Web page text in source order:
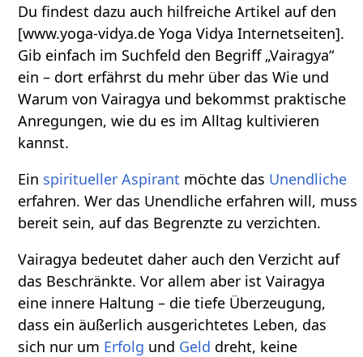
Du findest dazu auch hilfreiche Artikel auf den
[www.yoga-vidya.de Yoga Vidya Internetseiten].
Gib einfach im Suchfeld den Begriff „Vairagya“
ein – dort erfährst du mehr über das Wie und
Warum von Vairagya und bekommst praktische
Anregungen, wie du es im Alltag kultivieren
kannst.
Ein spiritueller Aspirant möchte das Unendliche
erfahren. Wer das Unendliche erfahren will, muss
bereit sein, auf das Begrenzte zu verzichten.
Vairagya bedeutet daher auch den Verzicht auf
das Beschränkte. Vor allem aber ist Vairagya
eine innere Haltung – die tiefe Überzeugung,
dass ein äußerlich ausgerichtetes Leben, das
sich nur um Erfolg und Geld dreht, keine